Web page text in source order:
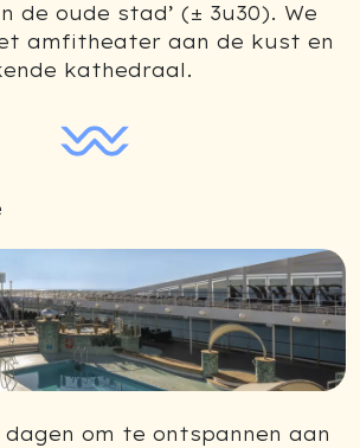
de oude stad’ (± 3u30). We
amfitheater aan de kust en
kathedraal.
dagen om te ontspannen aan